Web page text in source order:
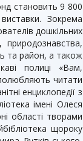
становить 9 800
Зокрема
дошкіль­них
природознавства,
та район, а також
полиці «Вам,
читати
енциклопедії з
імені Олеся
області твора­ми
щороку